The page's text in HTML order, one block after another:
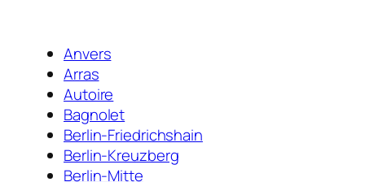
Anvers
Arras
Autoire
Bagnolet
Berlin-Friedrichshain
Berlin-Kreuzberg
Berlin-Mitte